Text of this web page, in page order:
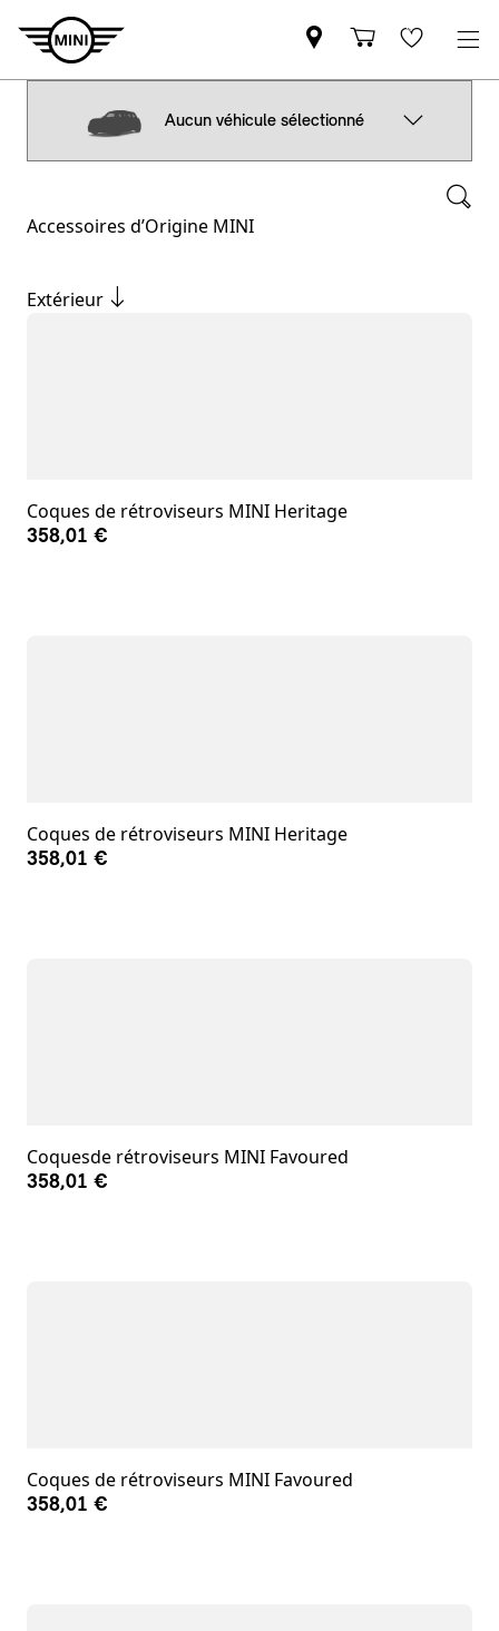
Aucun véhicule sélectionné
Accessoires d’Origine MINI
Extérieur
Coques de rétroviseurs MINI Heritage
358,01 €
Coques de rétroviseurs MINI Heritage
358,01 €
Coquesde rétroviseurs MINI Favoured
358,01 €
Coques de rétroviseurs MINI Favoured
358,01 €